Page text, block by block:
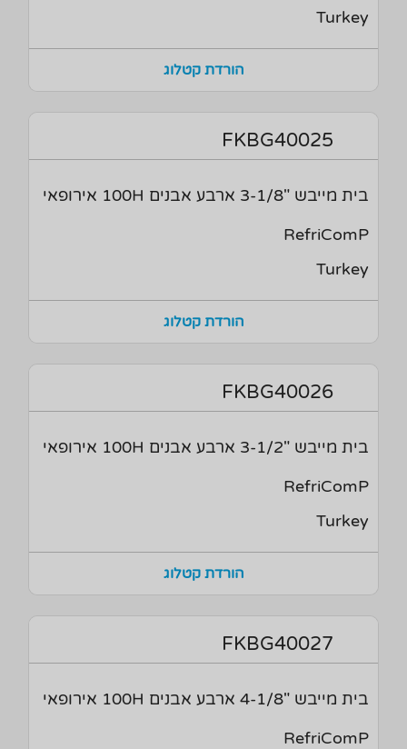
Turkey
הורדת קטלוג
FKBG40025
בית מייבש "3-1/8 ארבע אבנים 100H אירופאי
RefriComP
Turkey
הורדת קטלוג
FKBG40026
בית מייבש "3-1/2 ארבע אבנים 100H אירופאי
RefriComP
Turkey
הורדת קטלוג
FKBG40027
בית מייבש "4-1/8 ארבע אבנים 100H אירופאי
RefriComP